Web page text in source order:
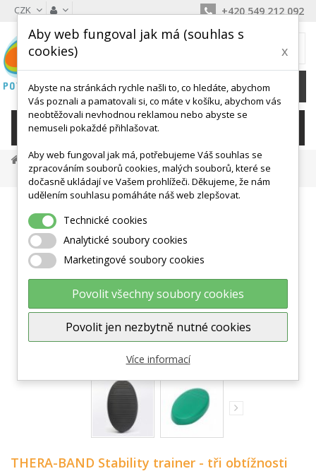
CZK +420 549 212 092
0 Kč
KATEGORIE
Balanční Podložky, Točny
Ostatní Balanční Podložky
THERA-BAND Stability Trainer - Tři Obtížnosti
Zobrazit větší
THERA-BAND Stability trainer - tři obtížnosti
Aby web fungoval jak má (souhlas s
cookies)
x
Abyste na stránkách rychle našli to, co hledáte, abychom
Vás poznali a pamatovali si, co máte v košíku, abychom vás
neobtěžovali nevhodnou reklamou nebo abyste se
nemuseli pokaždé přihlašovat.
Aby web fungoval jak má, potřebujeme Váš souhlas se
zpracováním souborů cookies, malých souborů, které se
dočasně ukládají ve Vašem prohlížeči. Děkujeme, že nám
udělením souhlasu pomáháte náš web zlepšovat.
Technické cookies
Analytické soubory cookies
Marketingové soubory cookies
Povolit všechny soubory cookies
Povolit jen nezbytně nutné cookies
Více informací